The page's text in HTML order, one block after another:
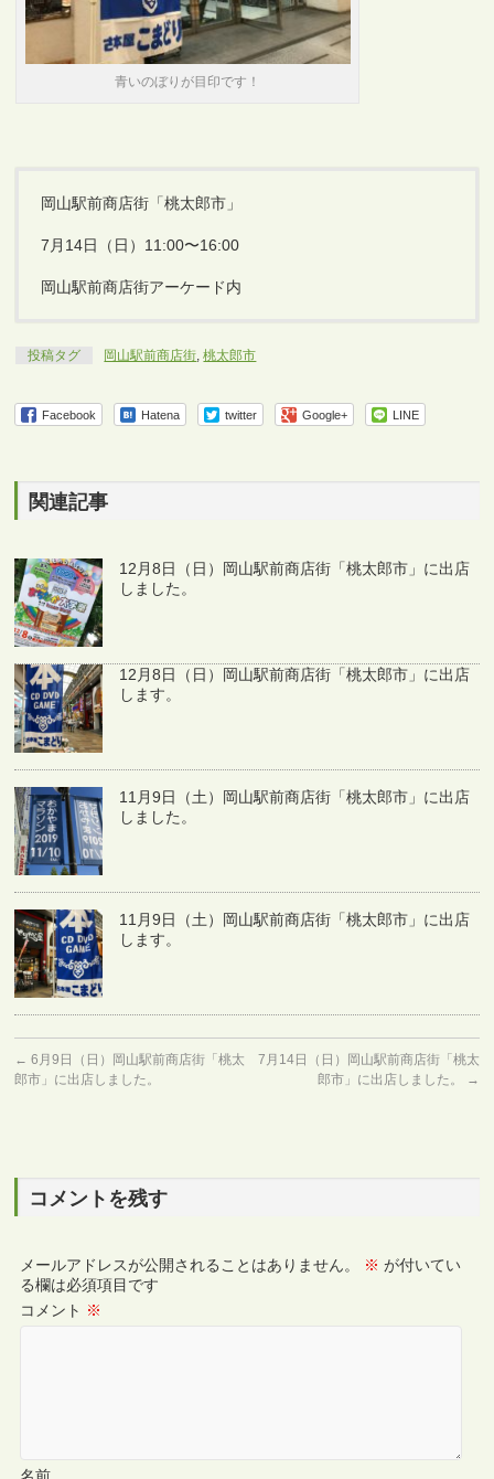
青いのぼりが目印です！
岡山駅前商店街「桃太郎市」
7月14日（日）11:00〜16:00
岡山駅前商店街アーケード内
投稿タグ 岡山駅前商店街,桃太郎市
Facebook Hatena twitter Google+ LINE
関連記事
12月8日（日）岡山駅前商店街「桃太郎市」に出店
しました。
12月8日（日）岡山駅前商店街「桃太郎市」に出店
します。
11月9日（土）岡山駅前商店街「桃太郎市」に出店
しました。
11月9日（土）岡山駅前商店街「桃太郎市」に出店
します。
← 6月9日（日）岡山駅前商店街「桃太
郎市」に出店しました。
7月14日（日）岡山駅前商店街「桃太
郎市」に出店しました。
→
コメントを残す
メールアドレスが公開されることはありません。 ※ が付いてい
る欄は必須項目です
コメント ※